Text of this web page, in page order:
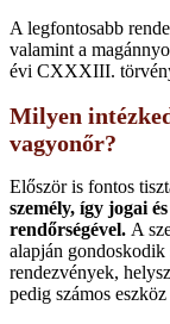
A legfontosabb
valamint a
évi CXXXIII.
Milyen
vagyonőr?
Először is fontos
személy, így jogai
rendőrségével. A
alapján
rendezvények,
pedig számos